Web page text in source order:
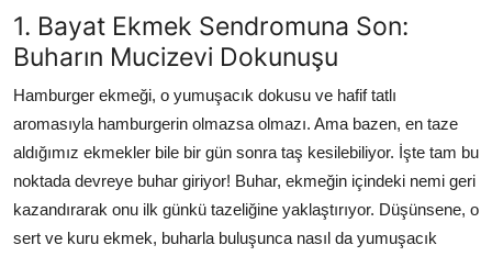
Gıda Güvenliği & Sağlık
İçecek Kültürü & Rehberleri
Popüler Kültür & Mutfak Tarihi
Mutfak Temizliği & Pratik Bilgiler
Anne & Bebek Beslenmesi
1. Bayat Ekmek Sendromuna Son:
Buharın Mucizevi Dokunuşu
Hamburger ekmeği, o yumuşacık dokusu ve hafif tatlı
aromasıyla hamburgerin olmazsa olmazı. Ama bazen, en taze
aldığımız ekmekler bile bir gün sonra taş kesilebiliyor. İşte tam bu
noktada devreye buhar giriyor! Buhar, ekmeğin içindeki nemi geri
kazandırarak onu ilk günkü tazeliğine yaklaştırıyor. Düşünsene, o
sert ve kuru ekmek, buharla buluşunca nasıl da yumuşacık